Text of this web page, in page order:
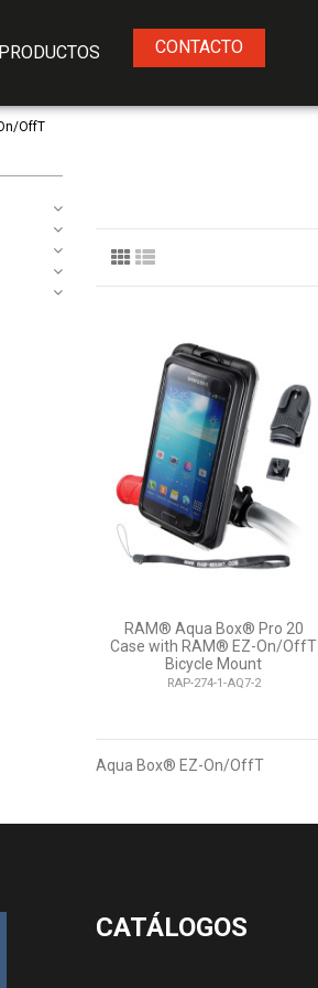
PRODUCTOS CONTACTO
OffT
RAM® Aqua Box® Pro 20
Case with RAM® EZ-On/OffT
Bicycle Mount
RAP-274-1-AQ7-2
Aqua Box® EZ-On/OffT
CATÁLOGOS